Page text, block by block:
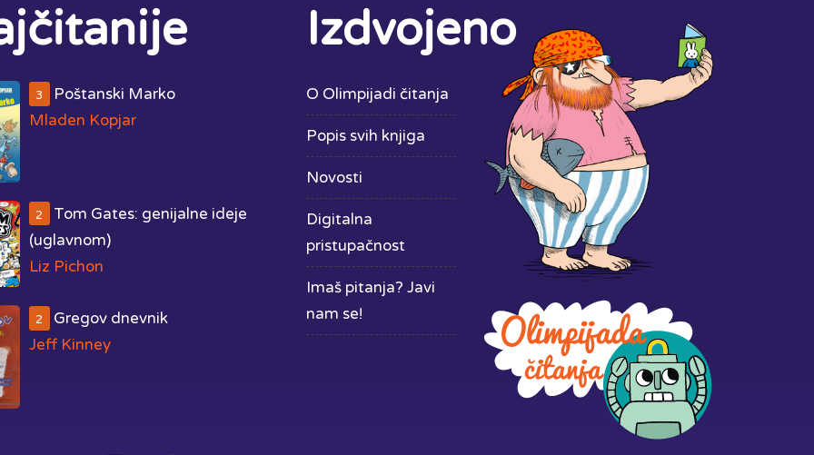
3
Poštanski Marko
Mladen Kopjar
2
Tom Gates: genijalne ideje
(uglavnom)
Liz Pichon
2
Gregov dnevnik
Jeff Kinney
Izdvojeno
O Olimpijadi čitanja
Popis svih knjiga
Novosti
Digitalna
pristupačnost
Imaš pitanja? Javi
nam se!